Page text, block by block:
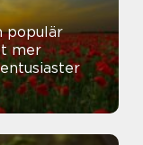
populär
mer